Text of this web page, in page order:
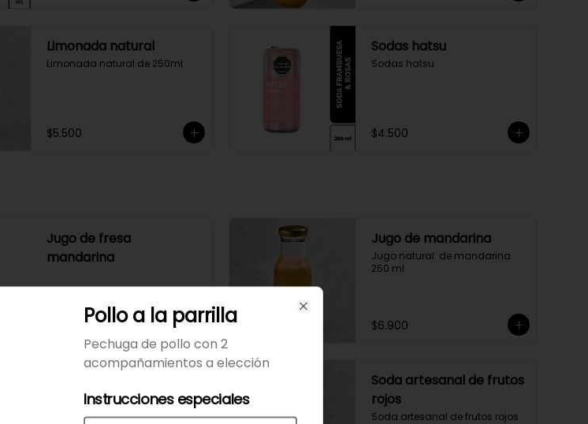
Limonada natural
Limonada natural de 250ml
$5.500
Sodas hatsu
Sodas hatsu
$4.500
Jugo de fresa
mandarina
Jugo de mandarina
Jugo natural  de mandarina
250 ml
$6.900
Jugo natural  de piña de 250ml
Soda artesanal de frutos
rojos
Soda artesanal de frutos rojos
Pollo a la parrilla
Pechuga de pollo con 2
acompañamientos a elección
Instrucciones especiales